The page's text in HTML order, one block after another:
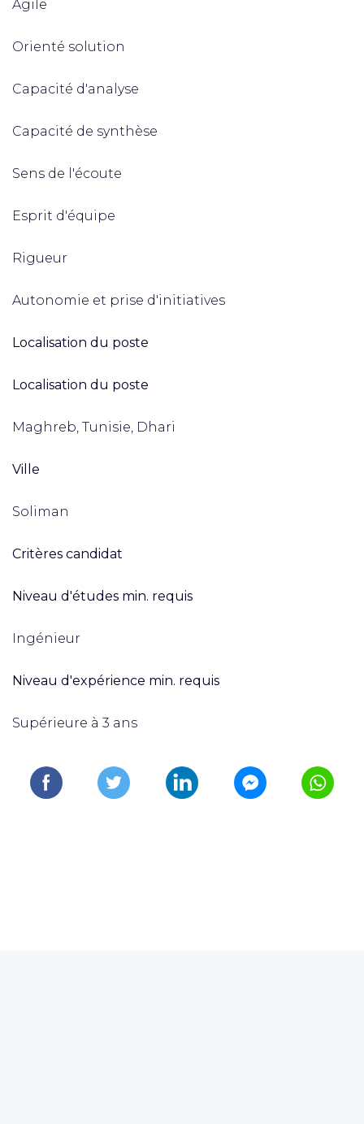
Agile
Orienté solution
Capacité d'analyse
Capacité de synthèse
Sens de l'écoute
Esprit d'équipe
Rigueur
Autonomie et prise d'initiatives
Localisation du poste
Localisation du poste
Maghreb, Tunisie, Dhari
Ville
Soliman
Critères candidat
Niveau d'études min. requis
Ingénieur
Niveau d'expérience min. requis
Supérieure à 3 ans